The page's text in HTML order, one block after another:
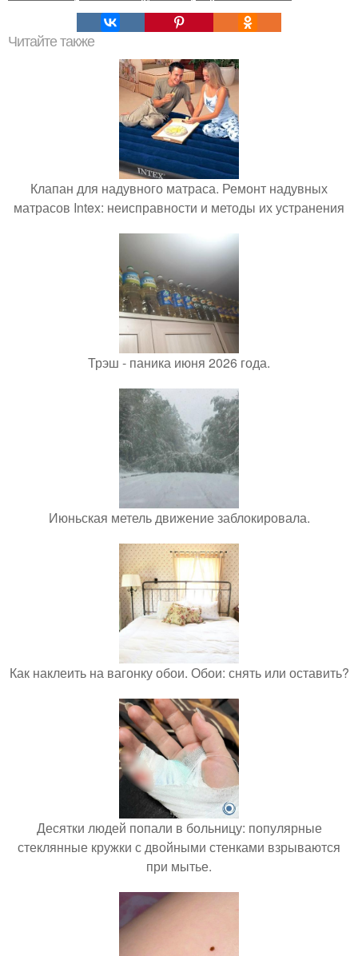
Читайте также
Клапан для надувного матраса. Ремонт надувных
матрасов Intex: неисправности и методы их устранения
Трэш - паника июня 2026 года.
Июньская метель движение заблокировала.
Как наклеить на вагонку обои. Обои: снять или оставить?
Десятки людей попали в больницу: популярные
стеклянные кружки с двойными стенками взрываются
при мытье.